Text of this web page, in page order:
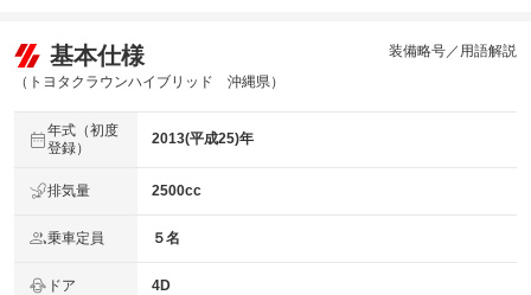
基本仕様
（トヨタクラウンハイブリッド 沖縄県）
装備略号／用語解説
年式（初度
登録）
2013(平成25)年
排気量 2500cc
乗車定員 ５名
ドア 4D